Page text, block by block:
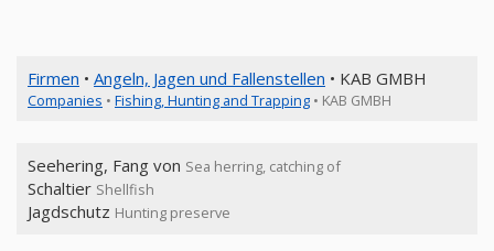
Firmen • Angeln, Jagen und Fallenstellen • KAB GMBH
Companies • Fishing, Hunting and Trapping • KAB GMBH
Seehering, Fang von Sea herring, catching of
Schaltier Shellfish
Jagdschutz Hunting preserve